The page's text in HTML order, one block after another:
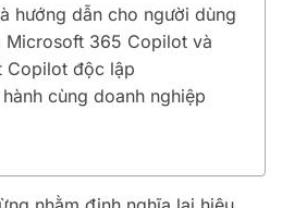
hướng dẫn cho người dùng
Microsoft 365 Copilot và
Copilot độc lập
cùng doanh nghiệp